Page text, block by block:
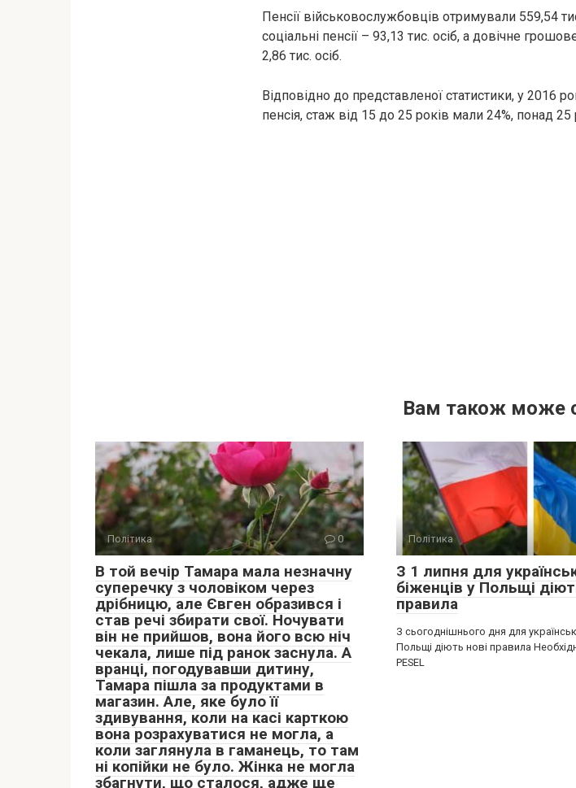
Пенсії військовослужбовців отримували 559,54
соціальні пенсії – 93,13 тис. осіб, а довічне
2,86 тис. осіб.
Відповідно до представленої статистики, у 2016
пенсія, стаж від 15 до 25 років мали 24%, понад
Вам також може
Політика 0
В той вечір Тамара мала незначну
суперечку з чоловіком через
дрібницю, але Євген образився і
став речі збирати свої. Ночувати
він не прийшов, вона його всю ніч
чекала, лише під ранок заснула. А
вранці, погодувавши дитину,
Тамара пішла за продуктами в
магазин. Але, яке було її
здивування, коли на касі карткою
вона розрахуватися не могла, а
коли заглянула в гаманець, то там
ні копійки не було. Жінка не могла
збагнути, що сталося, адже ще
Політика
З 1 липня для
біженців у Польщі
правила
З сьогоднішнього дня для
Польщі діють нові правила
PESEL